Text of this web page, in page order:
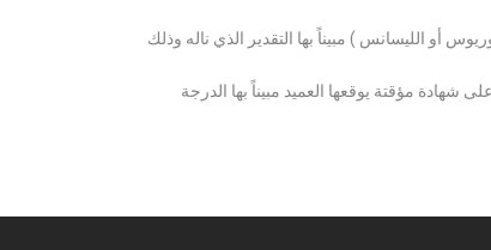
أو الليسانس ) مبيناً بها التقدير الذي ناله وذلك
مؤقتة يوقعها العميد مبيناً بها الدرجة